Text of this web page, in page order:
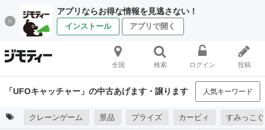
アプリならお得な情報を見逃さない！
インストール アプリで開く
全国 検索 ログイン 投稿
「UFOキャッチャー」の中古あげます・譲ります 人気キーワード
クレーンゲーム 景品 プライズ カービィ すみっこ